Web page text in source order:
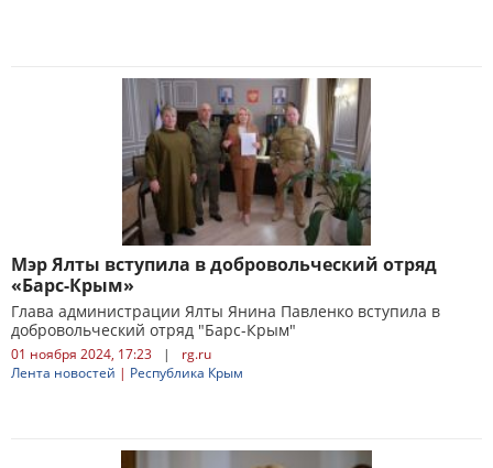
Мэр Ялты вступила в добровольческий отряд
«Барс-Крым»
Глава администрации Ялты Янина Павленко вступила в
добровольческий отряд "Барс-Крым"
01 ноября 2024, 17:23 |
rg.ru
Лента новостей | Республика Крым